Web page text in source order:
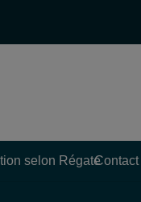
selon RégateContact